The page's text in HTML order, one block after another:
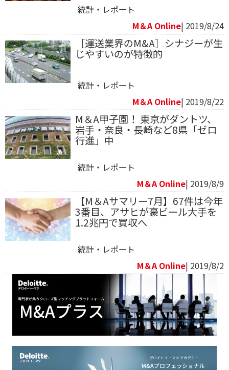
統計・レポート
M＆A Online| 2019/8/24
［運送業界のM&A］シナジーが生
じやすいのが特徴的
統計・レポート
M＆A Online| 2019/8/22
M＆A甲子園！ 東京がダントツ、
岩手・奈良・長崎など8県「ゼロ
行進」中
統計・レポート
M＆A Online| 2019/8/9
【M＆Aサマリー7月】67件は今年
3番目、アサヒが豪ビール大手を
1.2兆円で買収へ
統計・レポート
M＆A Online| 2019/8/2